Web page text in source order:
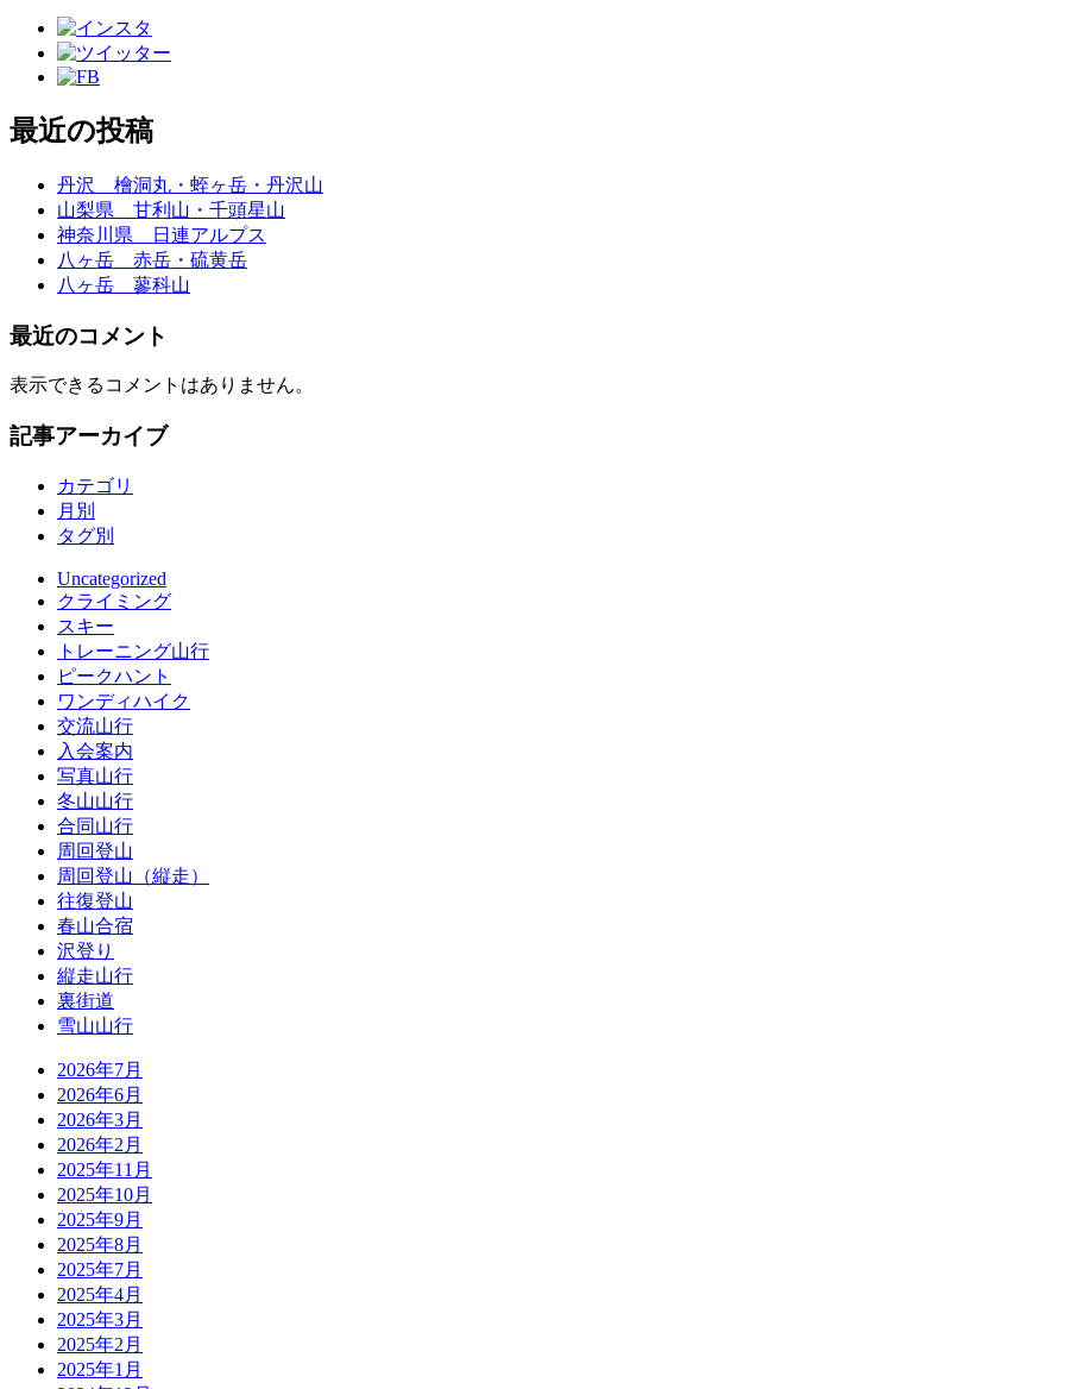
最近の投稿
丹沢 檜洞丸・蛭ヶ岳・丹沢山
山梨県 甘利山・千頭星山
神奈川県 日連アルプス
八ヶ岳 赤岳・硫黄岳
八ヶ岳 蓼科山
最近のコメント
表示できるコメントはありません。
記事アーカイブ
カテゴリ
月別
タグ別
Uncategorized
クライミング
スキー
トレーニング山行
ピークハント
ワンディハイク
交流山行
入会案内
写真山行
冬山山行
合同山行
周回登山
周回登山（縦走）
往復登山
春山合宿
沢登り
縦走山行
裏街道
雪山山行
2026年7月
2026年6月
2026年3月
2026年2月
2025年11月
2025年10月
2025年9月
2025年8月
2025年7月
2025年4月
2025年3月
2025年2月
2025年1月